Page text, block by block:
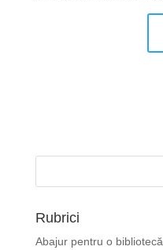
Rubrici
Abajur pentru o bibliotecă